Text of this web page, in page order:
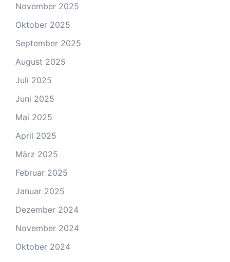
November 2025
Oktober 2025
September 2025
August 2025
Juli 2025
Juni 2025
Mai 2025
April 2025
März 2025
Februar 2025
Januar 2025
Dezember 2024
November 2024
Oktober 2024